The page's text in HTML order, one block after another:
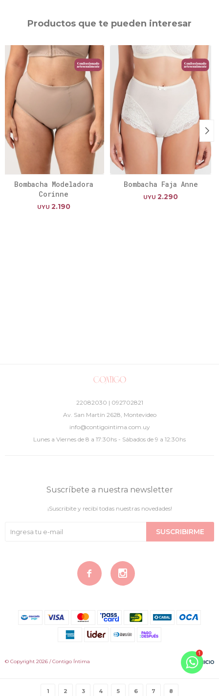
1 2 3 4 5 6 7 8
Productos que te pueden interesar
Bombacha Modeladora
Corinne
UYU 2.190
Bombacha Faja Anne
UYU 2.290
22082030 | 092702821
Av. San Martín 2628, Montevideo
info@contigointima.com.uy
Lunes a Viernes de 8 a 17:30hs - Sábados de 9 a 12:30hs
Suscríbete a nuestra newsletter
¡Suscribite y recibí todas nuestras novedades!
SUSCRIBIRME
 
© Copyright 2026 / Contigo Íntima